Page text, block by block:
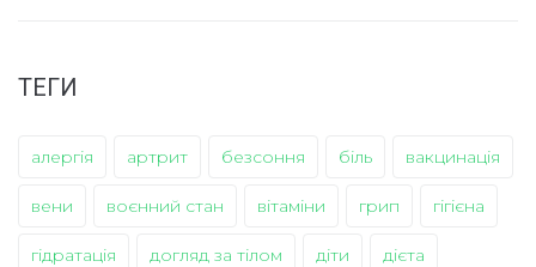
ТЕГИ
алергія артрит безсоння біль вакцинація
вени воєнний стан вітаміни грип гігієна
гідратація догляд за тілом діти дієта